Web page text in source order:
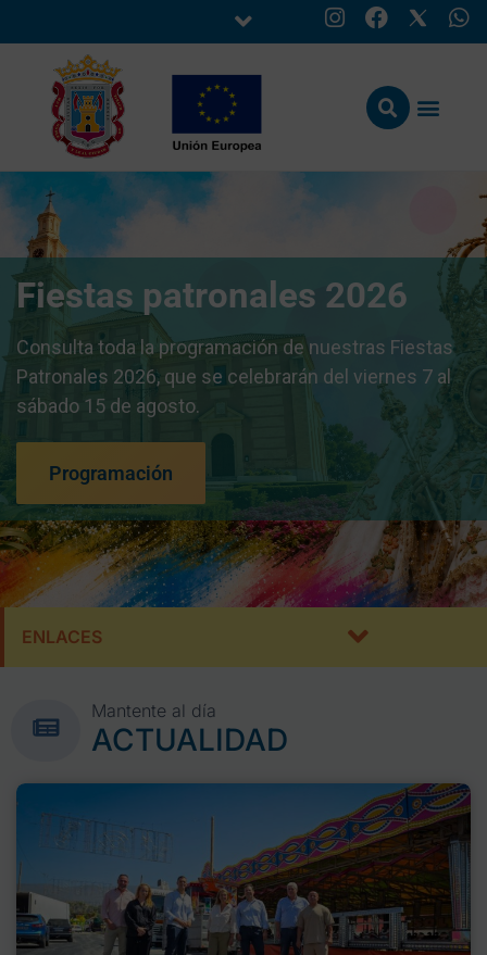
Fiestas patronales 2026
Consulta toda la programación de nuestras Fiestas
Patronales 2026, que se celebrarán del viernes 7 al
sábado 15 de agosto.
Programación
ENLACES
Mantente al día
ACTUALIDAD